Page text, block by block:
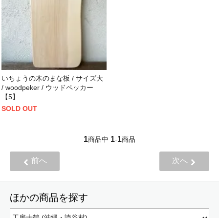
いちょうの木のまな板 / サイズ大
/ woodpeker / ウッドペッカー
【5】
SOLD OUT
1商品中 1-1商品
前へ 次へ
ほかの商品を探す